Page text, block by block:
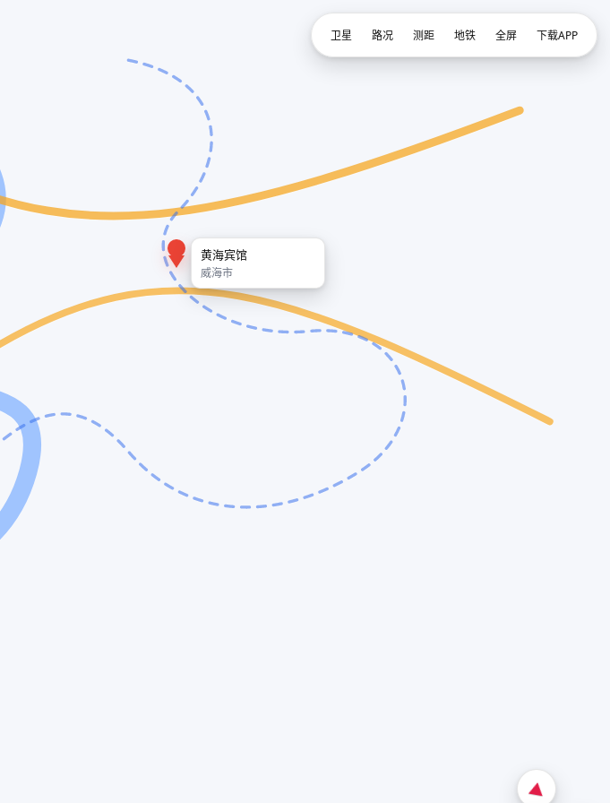
黄海宾馆
威海市
卫星 路况 测距 地铁 全屏 下载APP